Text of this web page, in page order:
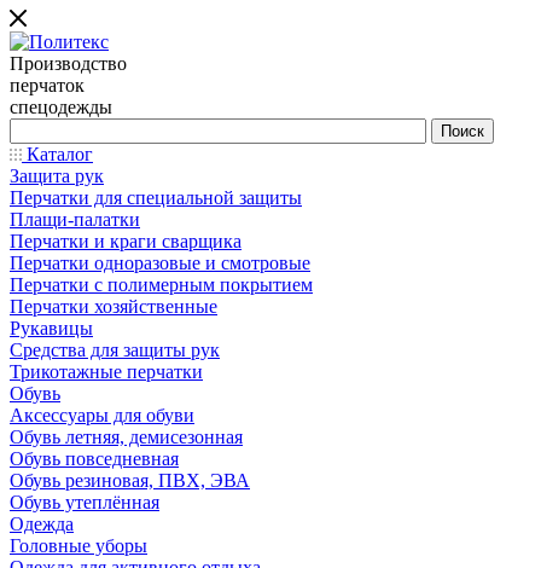
Производство
перчаток
спецодежды
Каталог
Защита рук
Перчатки для специальной защиты
Плащи-палатки
Перчатки и краги сварщика
Перчатки одноразовые и смотровые
Перчатки с полимерным покрытием
Перчатки хозяйственные
Рукавицы
Средства для защиты рук
Трикотажные перчатки
Обувь
Аксессуары для обуви
Обувь летняя, демисезонная
Обувь повседневная
Обувь резиновая, ПВХ, ЭВА
Обувь утеплённая
Одежда
Головные уборы